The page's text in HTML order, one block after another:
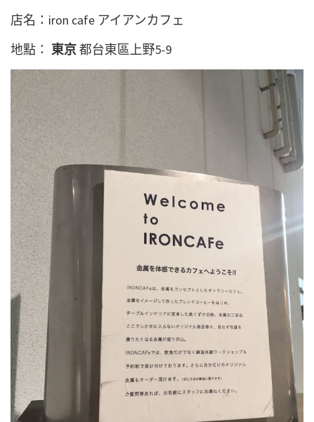
店名：iron cafe アイアンカフェ
地點： 東京都台東區上野5-9